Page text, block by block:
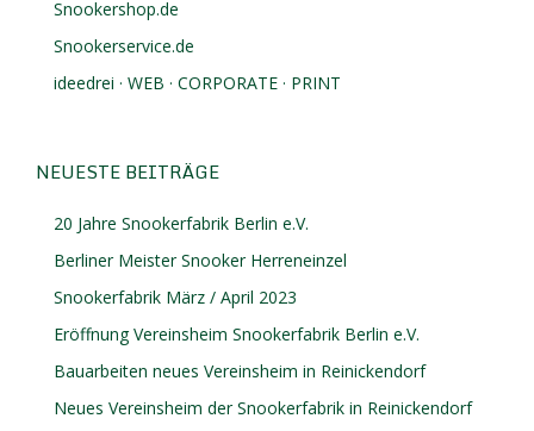
Snookershop.de
Snookerservice.de
ideedrei · WEB · CORPORATE · PRINT
NEUESTE BEITRÄGE
20 Jahre Snookerfabrik Berlin e.V.
Berliner Meister Snooker Herreneinzel
Snookerfabrik März / April 2023
Eröffnung Vereinsheim Snookerfabrik Berlin e.V.
Bauarbeiten neues Vereinsheim in Reinickendorf
Neues Vereinsheim der Snookerfabrik in Reinickendorf